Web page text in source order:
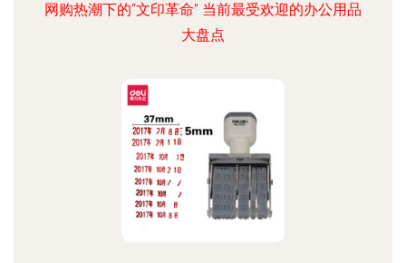
网购热潮下的“文印革命” 当前最受欢迎的办公用品
大盘点